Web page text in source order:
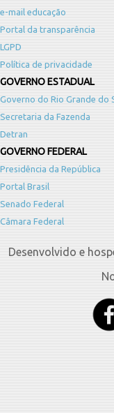
e-mail educação
Portal da transparência
LGPD
Política de privacidade
GOVERNO ESTADUAL
Governo do Rio Grande do
Secretaria da Fazenda
Detran
GOVERNO FEDERAL
Presidência da República
Portal Brasil
Senado Federal
Câmara Federal
Desenvolvido e